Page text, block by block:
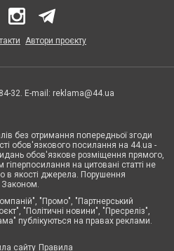
Автори проєкту
32. E-mail: reklama@44.ua
без отримання попередньої згоди
обов'язкового посилання на 44.ua -
обов'язкове розміщення прямого,
на цитовані статті не
в якості джерела. Порушення
Законом.
"Промо", "Партнерський
"Політичні новини", "Пресреліз",
публікуються на правах реклами.
сайту Правила